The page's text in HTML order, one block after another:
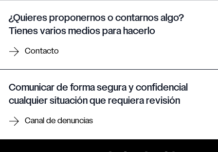
¿Quieres proponernos o contarnos algo?
Tienes varios medios para hacerlo
Contacto
Comunicar de forma segura y confidencial
cualquier situación que requiera revisión
Canal de denuncias